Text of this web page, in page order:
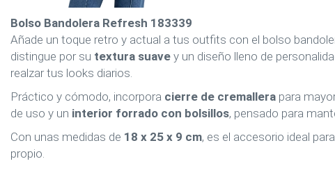
Bolso Bandolera Refresh 183339
Añade un toque retro y actual a tus outfits con el bolso
distingue por su textura suave y un diseño lleno de
realzar tus looks diarios.
Práctico y cómodo, incorpora cierre de cremallera para
de uso y un interior forrado con bolsillos, pensado para
Con unas medidas de 18 x 25 x 9 cm, es el accesorio ideal
propio.